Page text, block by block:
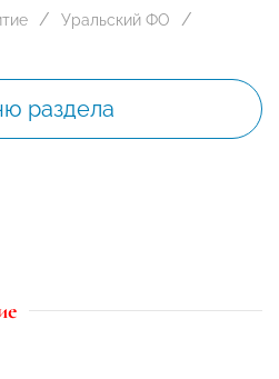
Уральский ФО
раздела